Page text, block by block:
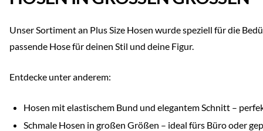
Unser Sortiment an Plus Size Hosen wurde speziell für die
passende Hose für deinen Stil und deine Figur.
Entdecke unter anderem:
Hosen mit elastischem Bund und elegantem Schnitt –
Schmale Hosen in großen Größen – ideal fürs Büro oder